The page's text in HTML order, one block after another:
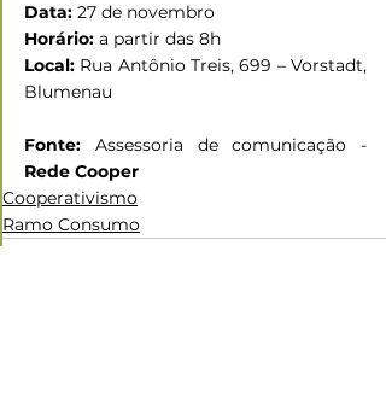
Data: 27 de novembro
Horário: a partir das 8h
Local: Rua Antônio Treis, 699 – Vorstadt,
Blumenau
Fonte:
Rede Cooper
Cooperativismo
Ramo Consumo